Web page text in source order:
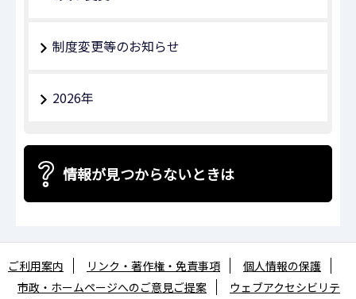
制度変更等のお知らせ
2026年
情報が見つからないときは
ご利用案内 リンク・著作権・免責事項
個人情報の保護
市政・ホームページへのご意見ご提案
ウェブアクセシビリテ